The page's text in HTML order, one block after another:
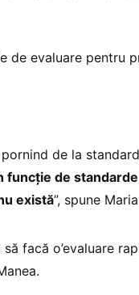
de evaluare pentru
de la
de
există”, spune
facă o’evaluare